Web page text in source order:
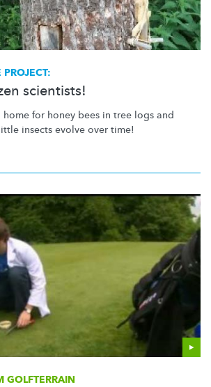
scientists!
for honey bees in tree logs and
insects evolve over time!
GOLFTERRAIN